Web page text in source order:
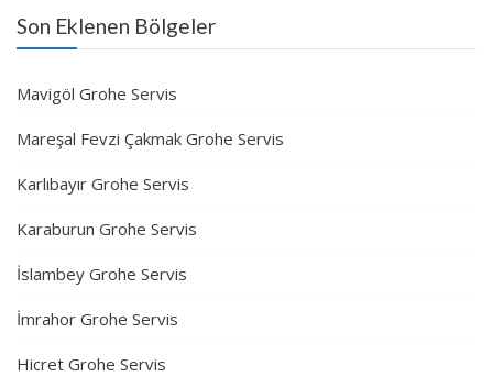
Son Eklenen Bölgeler
Mavigöl Grohe Servis
Mareşal Fevzi Çakmak Grohe Servis
Karlıbayır Grohe Servis
Karaburun Grohe Servis
İslambey Grohe Servis
İmrahor Grohe Servis
Hicret Grohe Servis